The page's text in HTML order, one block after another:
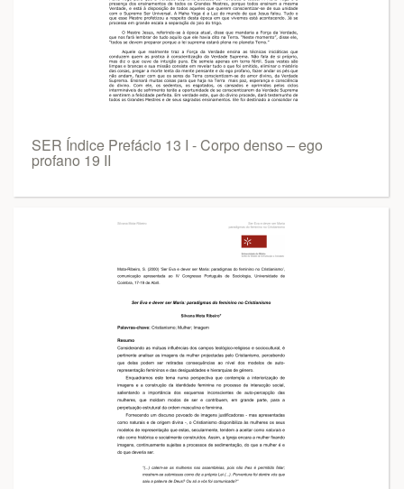
SER Índice Prefácio 13 I - Corpo denso – ego
profano 19 II